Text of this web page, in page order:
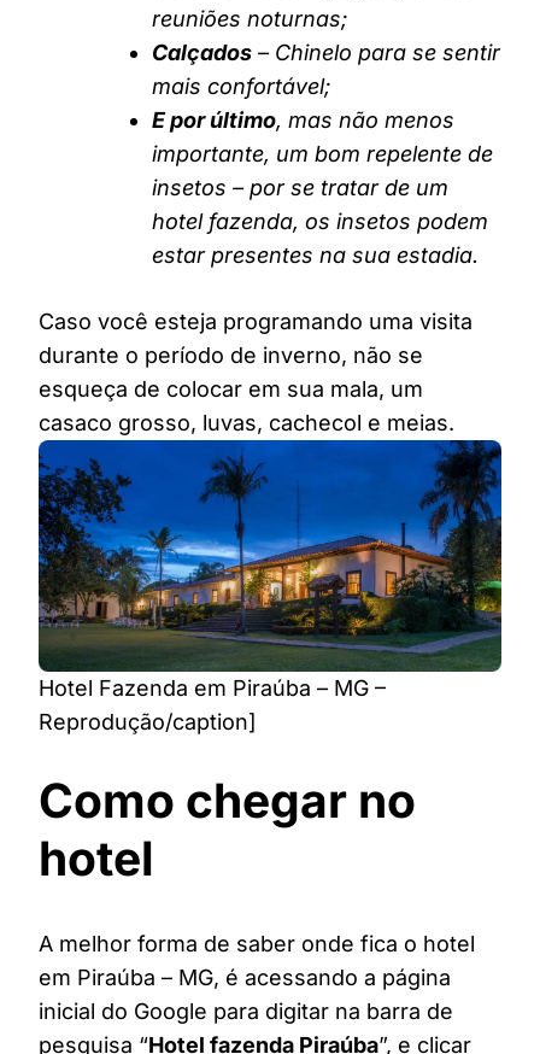
reuniões noturnas;
Calçados – Chinelo para se sentir
mais confortável;
E por último, mas não menos
importante, um bom repelente de
insetos – por se tratar de um
hotel fazenda, os insetos podem
estar presentes na sua estadia.
Caso você esteja programando uma visita
durante o período de inverno, não se
esqueça de colocar em sua mala, um
casaco grosso, luvas, cachecol e meias.
Hotel Fazenda em Piraúba – MG –
Reprodução/caption]
Como chegar no
hotel
A melhor forma de saber onde fica o hotel
em Piraúba – MG, é acessando a página
inicial do Google para digitar na barra de
pesquisa “Hotel fazenda Piraúba”, e clicar